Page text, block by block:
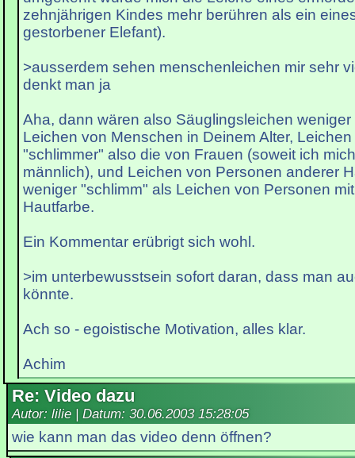
zehnjährigen Kindes mehr berühren als ein
gestorbener Elefant).
>ausserdem sehen menschenleichen mir sehr
denkt man ja
Aha, dann wären also Säuglingsleichen
Leichen von Menschen in Deinem Alter,
"schlimmer" also die von Frauen (soweit ich
männlich), und Leichen von Personen anderer
weniger "schlimm" als Leichen von Personen
Hautfarbe.
Ein Kommentar erübrigt sich wohl.
>im unterbewusstsein sofort daran, dass man
könnte.
Ach so - egoistische Motivation, alles klar.
Achim
Re: Video dazu
Autor: lilie | Datum: 30.06.2003 15:28:05
wie kann man das video denn öffnen?